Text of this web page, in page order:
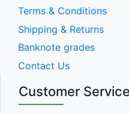
Terms & Conditions
Shipping & Returns
Banknote grades
Contact Us
Customer